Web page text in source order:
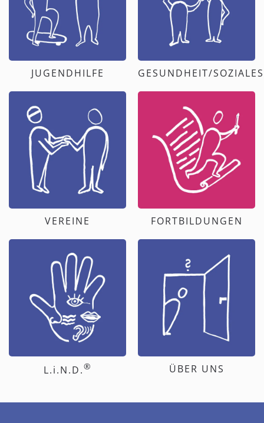
JUGENDHILFE GESUNDHEIT/SOZIALES
VEREINE FORTBILDUNGEN
L.i.N.D.® ÜBER UNS